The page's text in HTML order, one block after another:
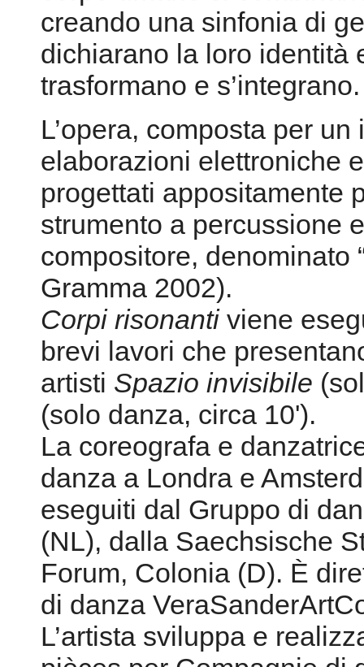
creando una sinfonia di
dichiarano la loro identità
trasformano e s’integrano.
L’opera, composta per
elaborazioni elettroniche
progettati appositamente
strumento a percussione
compositore, denominato
Gramma 2002).
Corpi risonantiviene
brevi lavori che
artisti Spazio invisibile
(solo danza, circa 10').
La coreografa e
danza a Londra e
eseguiti dal Gruppo di
(NL), dalla Saechsische
Forum, Colonia (D). È
di danza
L’artista sviluppa e